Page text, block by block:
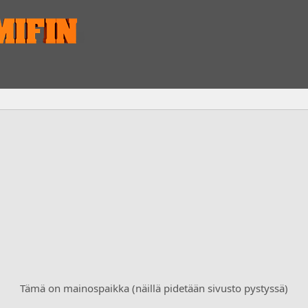
Tämä on mainospaikka (näillä pidetään sivusto pystyssä)